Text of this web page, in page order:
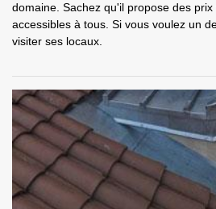
domaine. Sachez qu'il propose des
accessibles à tous. Si vous voulez un
visiter ses locaux.